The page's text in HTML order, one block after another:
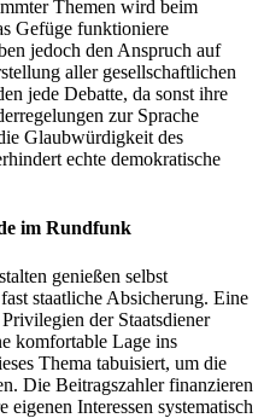
Themen wird beim
Gefüge funktioniere
jedoch den Anspruch auf
aller gesellschaftlichen
jede Debatte, da sonst ihre
zur Sprache
Glaubwürdigkeit des
echte demokratische
im Rundfunk
genießen selbst
staatliche Absicherung. Eine
der Staatsdiener
komfortable Lage ins
Thema tabuisiert, um die
Die Beitragszahler finanzieren
eigenen Interessen systematisch